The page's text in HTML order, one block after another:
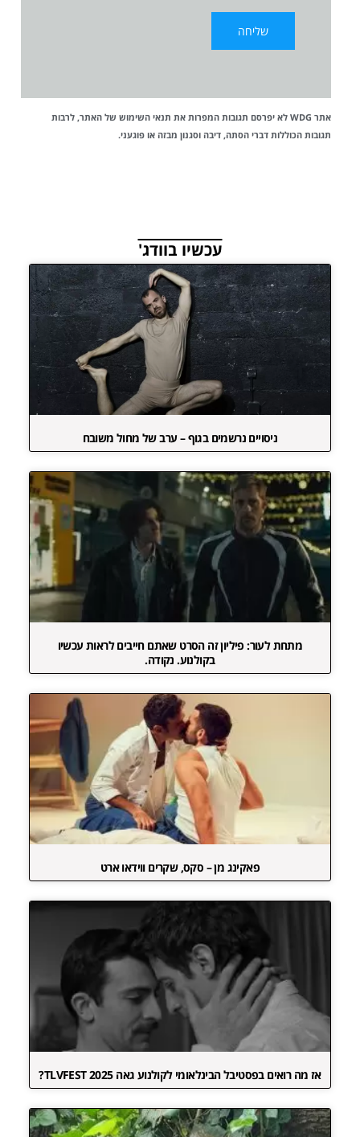
אתר WDG לא יפרסם תגובות המפרות את תנאי השימוש של האתר, לרבות
תגובות הכוללות דברי הסתה, דיבה וסגנון מבזה או פוגעני.
עכשיו בוודג'
ניסויים נרשמים בגוף – ערב של מחול משובח
מתחת לעור: פיליון זה הסרט שאתם חייבים לראות עכשיו
בקולנוע. נקודה.
פאקינג מן – סקס, שקרים ווידאו ארט
אז מה רואים בפסטיבל הבינלאומי לקולנוע גאה TLVFEST 2025?